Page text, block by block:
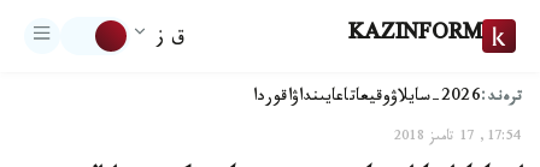
KAZINFORM ق ز
ترەند:2026-سايلاۋ وقيعاتاعايىنداۋاقوردا
17:54, 17 تامىز 2018